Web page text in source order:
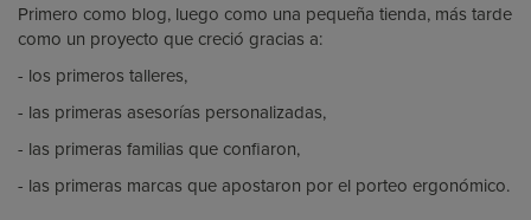
Primero como blog, luego como una pequeña tienda, más tarde
como un proyecto que creció gracias a:
- los primeros talleres,
- las primeras asesorías personalizadas,
- las primeras familias que confiaron,
- las primeras marcas que apostaron por el porteo ergonómico.